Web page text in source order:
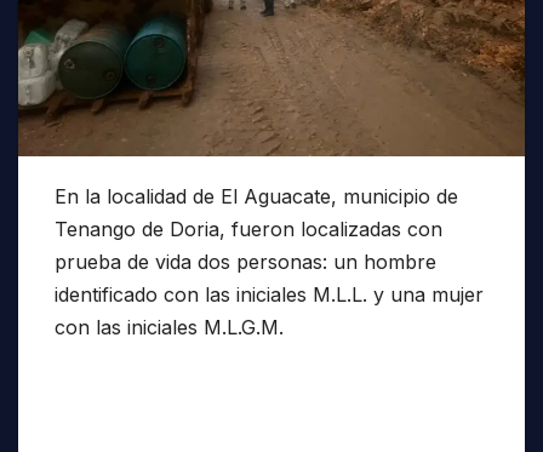
En la localidad de El Aguacate, municipio de
Tenango de Doria, fueron localizadas con
prueba de vida dos personas: un hombre
identificado con las iniciales M.L.L. y una mujer
con las iniciales M.L.G.M.